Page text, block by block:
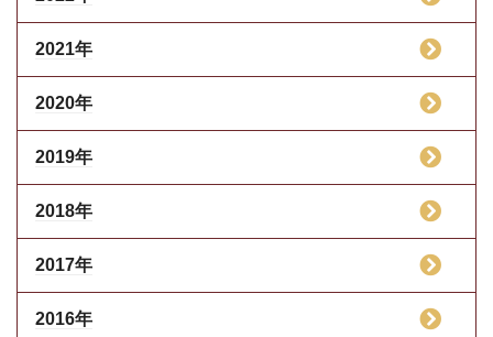
2021年
2020年
2019年
2018年
2017年
2016年